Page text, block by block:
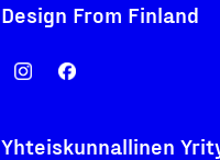
Design From Finland
Yhteiskunnallinen